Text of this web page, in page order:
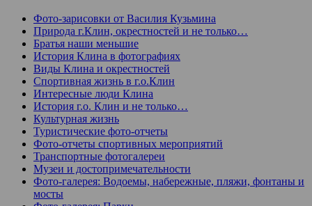
Фото-зарисовки от Василия Кузьмина
Природа г.Клин, окрестностей и не только…
Братья наши меньшие
История Клина в фотографиях
Виды Клина и окрестностей
Спортивная жизнь в г.о.Клин
Интересные люди Клина
История г.о. Клин и не только…
Культурная жизнь
Туристические фото-отчеты
Фото-отчеты спортивных мероприятий
Транспортные фотогалереи
Музеи и достопримечательности
Фото-галерея: Водоемы, набережные, пляжи, фонтаны и
мосты